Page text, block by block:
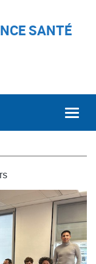
SANTÉ